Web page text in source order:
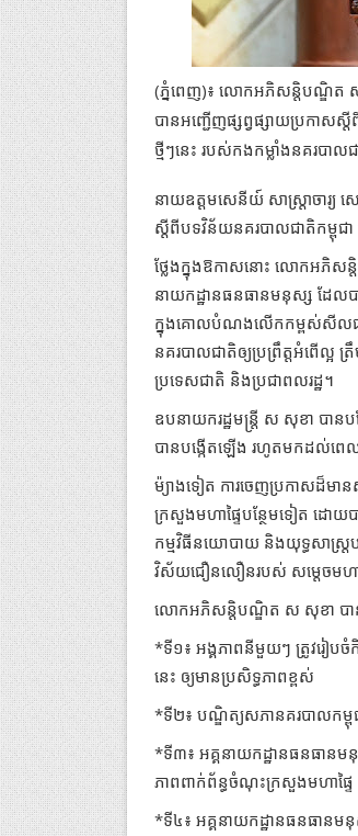
(ភ្នំពេញ)៖ លោកអភិសន្តិបណ្ឌិត ស
បានអញ្ជើញផ្សព្វផ្សាយប្រកាស
ថ្មីៗនេះ របស់កងកម្លាំងនគរបាលជ
នាយឧត្តមសេនីយ៍ សាស្ត្រាចារ្យ
ស្តីពីបទវិន័យនគរបាលជាតិកម្ពុ
ថ្លែងក្នុងឱកាសនោះ លោកអភិសន្
នាយកដ្ឋានធនធានមនុស្ស ដែលប
ក្នុងគោលបំណងលើកកម្ពស់សីលធម៌ ត
នគរបាលជាតិឲ្យប្រព្រឹត្តអំពើល្អ
ប្រទេសជាតិ និងប្រជាពលរដ្ឋ។
ឧបនាយករដ្ឋមន្ដ្រី ស សុខា បា
បានបង្កើតឡើង រហូតមកដល់ពេ
ម៉្យាងទៀត ការចេញប្រកាសដ៏មាន
ក្រសួងមហាផ្ទៃបន្ថែមទៀត ដោយ
កម្មវិធីនយោបាយ និងយុទ្ធសាស្ត្
វិស័យជឿនលឿនរបស់ សម្តេចមហា
លោកអភិសន្ដិបណ្ឌិត ស សុខា បាន
*ទី១៖ អង្គភាពនីមួយៗ ត្រូវរៀបចំកិ
នេះ ឲ្យមានប្រសិទ្ធភាពខ្ពស់
*ទី២៖ បណ្ឌិត្យសភានគរបាលកម្ពុ
*ទី៣៖ អគ្គនាយកដ្ឋានធនធានមនុ
ភាពពាក់ព័ន្ធចំណុះក្រសួងមហាផ្ទៃ
*ទី៤៖ អគ្គនាយកដ្ឋានធនធានមនុ